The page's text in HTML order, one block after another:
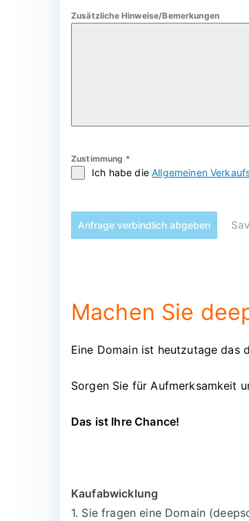
Zusätzliche Hinweise/Bemerkungen
Zustimmung *
Ich habe dieAllgemeinen
Anfrage verbindlich abgeben
Machen Sie
Eine Domain ist heutzutage das
Sorgen Sie für Aufmerksamkeit
Das ist Ihre Chance!
Kaufabwicklung
1. Sie fragen eine Domain